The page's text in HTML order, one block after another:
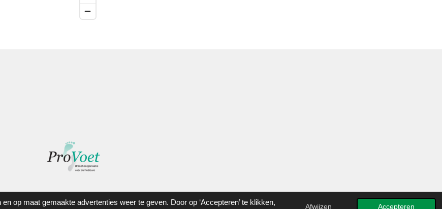
op maat gemaakte advertenties weer te geven. Door op ‘Accepteren’ te klikken,
Afwijzen Accepteren